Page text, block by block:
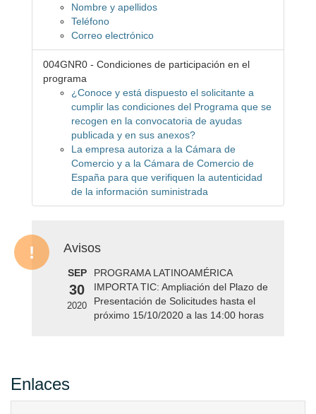
Nombre y apellidos
Teléfono
Correo electrónico
004GNR0 - Condiciones de participación en el
programa
¿Conoce y está dispuesto el solicitante a
cumplir las condiciones del Programa que se
recogen en la convocatoria de ayudas
publicada y en sus anexos?
La empresa autoriza a la Cámara de
Comercio y a la Cámara de Comercio de
España para que verifiquen la autenticidad
de la información suministrada
Avisos
SEP
30
2020
PROGRAMA LATINOAMÉRICA
IMPORTA TIC: Ampliación del Plazo de
Presentación de Solicitudes hasta el
próximo 15/10/2020 a las 14:00 horas
Enlaces